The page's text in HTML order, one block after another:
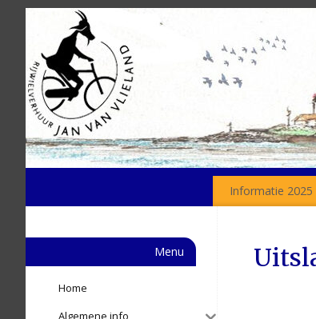
Informatie 2025
Menu
Home
Algemene info